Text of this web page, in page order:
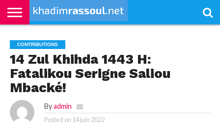
KHADIMRASSOUL
LE
MOURIDISME
ACTUALITÉS
CONTRIBUTIONS
PASS
–
PASS
NETALI
BOROM
NDAME
L’ISLAM
VIDÉOS
CONTRIBUTIONS
14 Zul Khihda 1443 H:
Fatalikou Serigne Saliou
Mbacké!
By admin
Posted on 14 juin 2022